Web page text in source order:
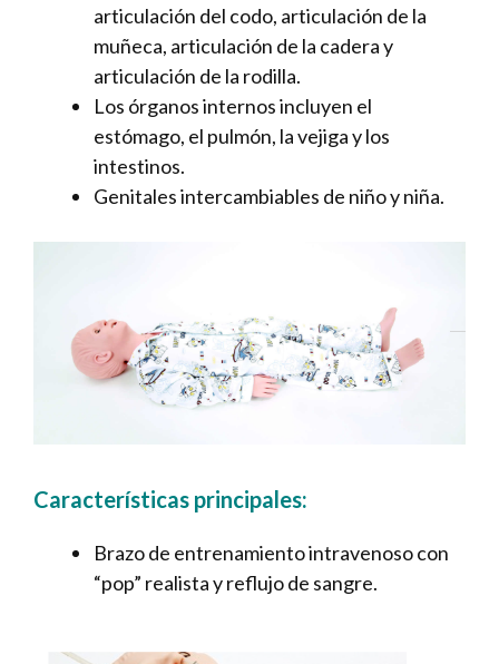
articulación del codo, articulación de la
muñeca, articulación de la cadera y
articulación de la rodilla.
Los órganos internos incluyen el
estómago, el pulmón, la vejiga y los
intestinos.
Genitales intercambiables de niño y niña.
Características principales:
Brazo de entrenamiento intravenoso con
“pop” realista y reflujo de sangre.